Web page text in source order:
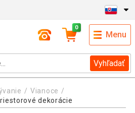
Vyhľadať
0
Menu
Vianoce
dekorácie